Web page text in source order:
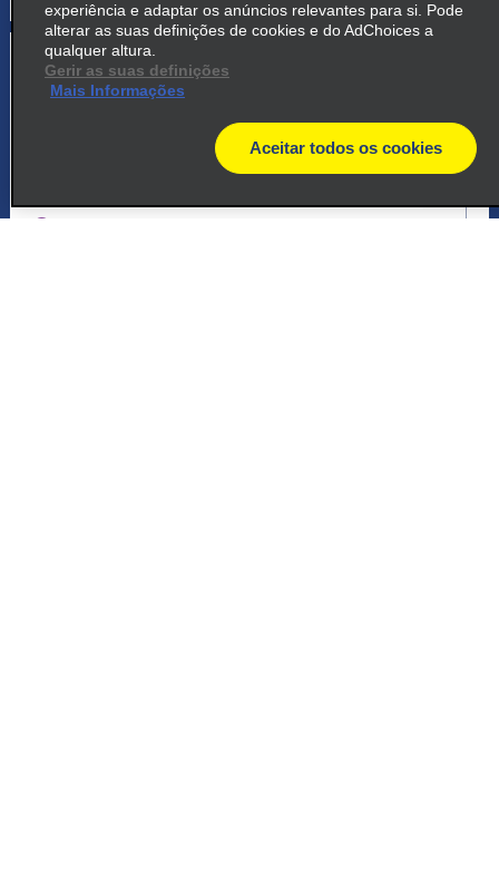
5 Gretna
common_enterprise_long_name
928.5 Westbank Exprssway
Gretna, LA 70053map
experiência e adaptar os anúncios relevantes para si. Pode
alterar as suas definições de cookies e do AdChoices a
qualquer altura.
Gerir as suas definições
Mais Informações
Aceitar todos os cookies